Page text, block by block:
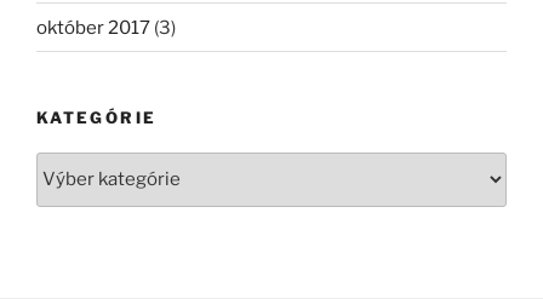
október 2017 (3)
KATEGÓRIE
Kategórie